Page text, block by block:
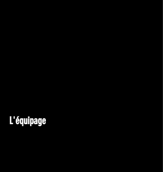
L'équipage